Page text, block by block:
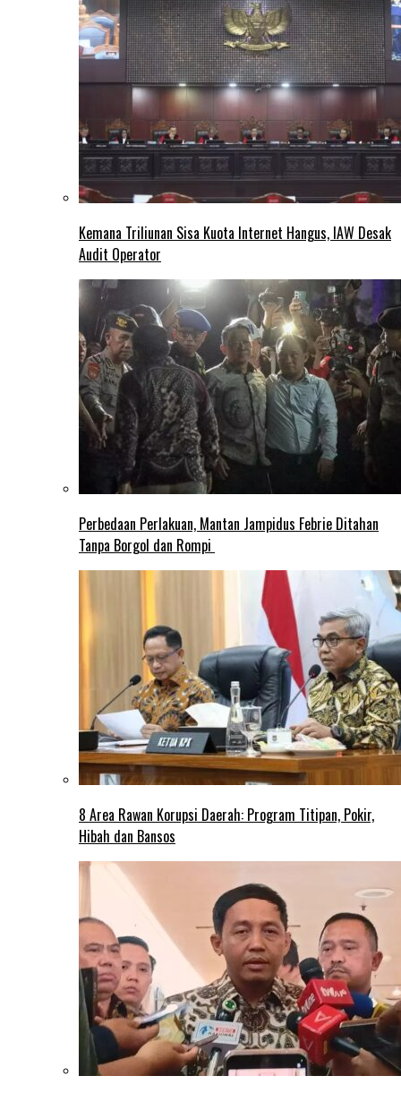
Kemana Triliunan Sisa Kuota Internet Hangus, IAW Desak
Audit Operator
Perbedaan Perlakuan, Mantan Jampidus Febrie Ditahan
Tanpa Borgol dan Rompi
8 Area Rawan Korupsi Daerah: Program Titipan, Pokir,
Hibah dan Bansos